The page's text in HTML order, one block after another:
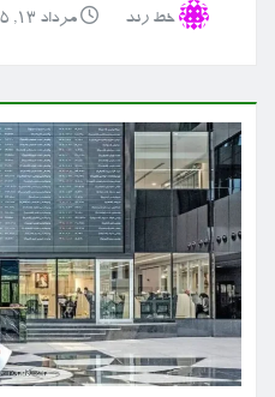
خط رند مرداد ۱۳, ۱۴۰۵